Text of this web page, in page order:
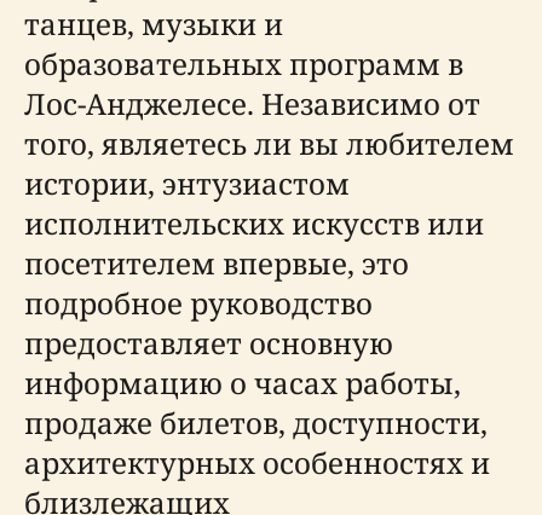
танцев, музыки и
образовательных программ в
Лос-Анджелесе. Независимо от
того, являетесь ли вы любителем
истории, энтузиастом
исполнительских искусств или
посетителем впервые, это
подробное руководство
предоставляет основную
информацию о часах работы,
продаже билетов, доступности,
архитектурных особенностях и
близлежащих